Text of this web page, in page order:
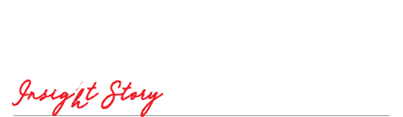
Insight Story